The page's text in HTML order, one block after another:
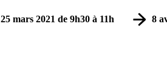
25 mars 2021 de 9h30 à 11h 8